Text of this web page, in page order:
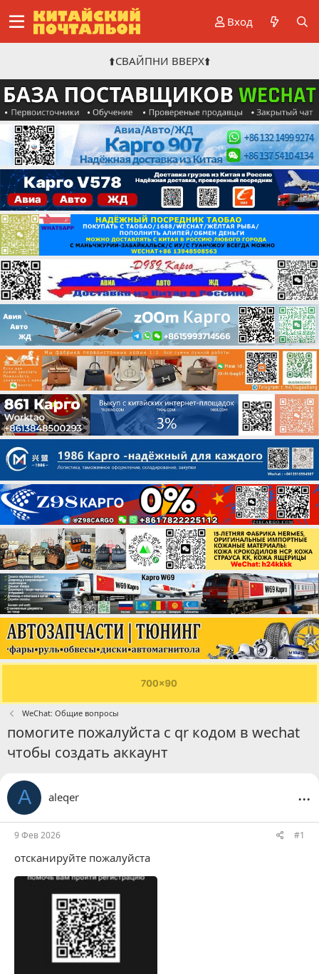
Вход
⬆️СВАЙПНИ ВВЕРХ⬆️
WeChat: Общие вопросы
помогите пожалуйста с qr кодом в wechat
чтобы создать аккаунт
A aleqer ...
9 Фев 2026 #1
отсканируйте пожалуйста